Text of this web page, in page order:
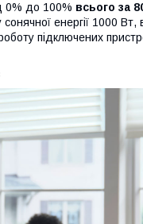
0% до 100% всього за
енергії 1000 Вт,
підключених